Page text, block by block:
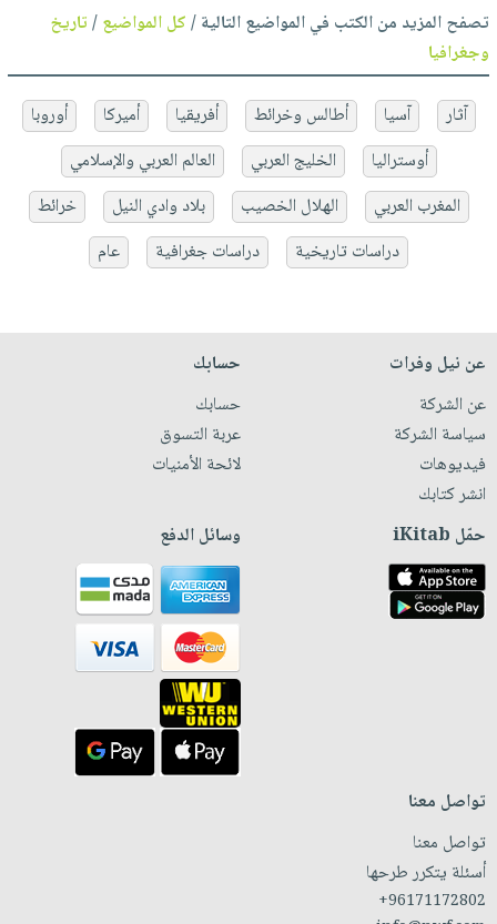
تصفح المزيد من الكتب في المواضيع التالية /كل المواضيع/تاريخ
وجغرافيا
آثار آسيا أطالس وخرائط أفريقيا أميركا
أوروبا
أوستراليا
الخليج العربي
العالم العربي والإسلامي
المغرب العربي
الهلال الخصيب بلاد وادي النيل
خرائط
دراسات تاريخية
دراسات جغرافية عام
عن نيل وفرات
عن الشركة
سياسة الشركة
فيديوهات
انشر كتابك
حسابك
حسابك
عربة التسوق
لائحة الأمنيات
حمّل iKitab وسائل الدفع
تواصل معنا
تواصل معنا
أسئلة يتكرر طرحها
+96171172802